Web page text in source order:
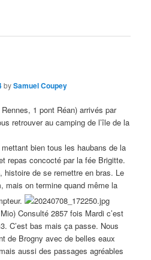
bySamuel Coupey
1 pont Réan) arrivés par
retrouver au camping de l’île de la
bien tous les haubans de la
repas concocté par la fée Brigitte.
histoire de se remettre en bras. Le
mais on termine quand même la
Consulté 2857 fois Mardi c’est
C’est bas mais ça passe. Nous
de Brogny avec de belles eaux
aussi des passages agréables